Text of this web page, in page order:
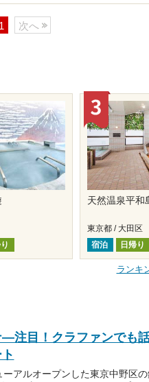
1 次へ
天然温泉平和
東京都 / 大田区
宿泊
日帰り
ランキ
―注目！クラファンでも
アルオープンした東京中野区